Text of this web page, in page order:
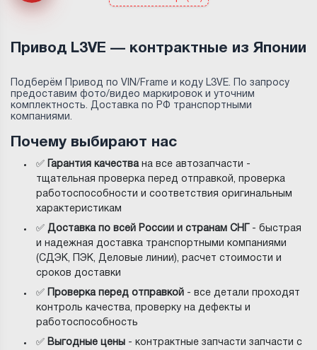
Привод L3VE — контрактные из Японии
Подберём Привод по VIN/Frame и коду L3VE. По запросу
предоставим фото/видео маркировок и уточним
комплектность. Доставка по РФ транспортными
компаниями.
Почему выбирают нас
✅ Гарантия качествана все автозапчасти -
тщательная проверка перед отправкой, проверка
работоспособности и соответствия оригинальным
характеристикам
✅Доставка по всей России и странам СНГ
- быстрая
и надежная доставка транспортными компаниями
(СДЭК, ПЭК, Деловые линии), расчет стоимости и
сроков доставки
✅ Проверка перед отправкой - все детали проходят
контроль качества, проверку на дефекты и
работоспособность
✅ Выгодные цены - контрактные запчасти запчасти с